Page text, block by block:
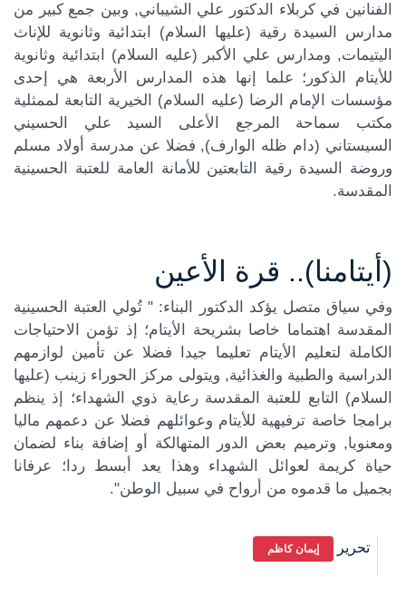
الفنانين في كربلاء الدكتور علي الشيباني, وبين جمع كبير من
مدارس السيدة رقية (عليها السلام) ابتدائية وثانوية للإناث
اليتيمات, ومدارس علي الأكبر (عليه السلام) ابتدائية وثانوية
للأيتام الذكور؛ علما إنها هذه المدارس الأربعة هي إحدى
مؤسسات الإمام الرضا (عليه السلام) الخيرية التابعة لممثلية
مكتب سماحة المرجع الأعلى السيد علي الحسيني
السيستاني (دام ظله الوارف), فضلا عن مدرسة أولاد مسلم
وروضة السيدة رقية التابعتين للأمانة العامة للعتبة الحسينية
المقدسة.
(أيتامنا).. قرة الأعين
وفي سياق متصل يؤكد الدكتور البناء: " تُولي العتبة الحسينية
المقدسة اهتماما خاصا بشريحة الأيتام؛ إذ تؤمن الاحتياجات
الكاملة لتعليم الأيتام تعليما جيدا فضلا عن تأمين لوازمهم
الدراسية والطبية والغذائية, ويتولى مركز الحوراء زينب (عليها
السلام) التابع للعتبة المقدسة رعاية ذوي الشهداء؛ إذ ينظم
برامجا خاصة ترفيهية للأيتام وعوائلهم فضلا عن دعمهم ماليا
ومعنويا, وترميم بعض الدور المتهالكة أو إضافة بناء لضمان
حياة كريمة لعوائل الشهداء وهذا يعد أبسط ردا؛ عرفانا
بجميل ما قدموه من أرواح في سبيل الوطن".
تحرير إيمان كاظم